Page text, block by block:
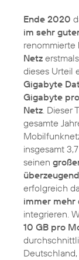
Ende 2020
im sehr
renommierte
Netz
dieses Urteil
Gigabyte
Gigabyte
Netz. Dieser
gesamte
insgesamt
seinen
erfolgreich
immer mehr
integrieren.
10 GB pro